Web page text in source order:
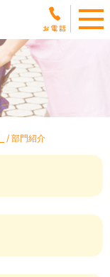
/ 部門紹介